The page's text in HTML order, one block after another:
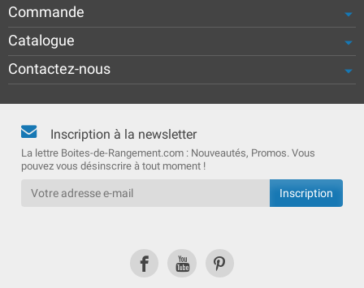
Commande
Catalogue
Contactez-nous
Inscription à la newsletter
La lettre Boites-de-Rangement.com : Nouveautés, Promos. Vous
pouvez vous désinscrire à tout moment !